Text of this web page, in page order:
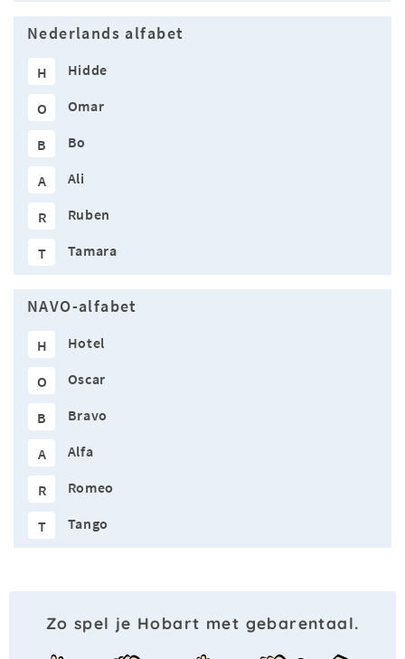
Nederlands alfabet
H Hidde
O Omar
B Bo
A Ali
R Ruben
T Tamara
NAVO-alfabet
H Hotel
O Oscar
B Bravo
A Alfa
R Romeo
T Tango
Zo spel je Hobart met gebarentaal.